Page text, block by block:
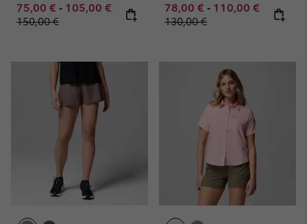
Minimum sale price:
75,00 € - Maximum sale price:
105,00 € Regular price:
150,00 €
Minimum sale price:
78,00 € - Maximum sale
110,00 € Regular
130,00 €